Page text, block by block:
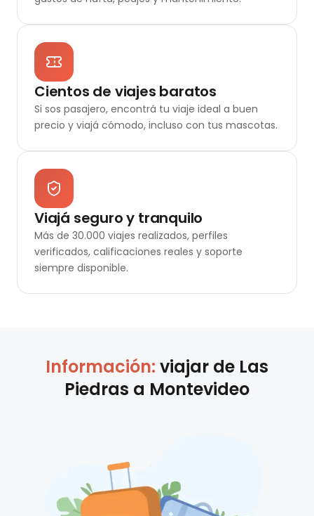
Cientos de viajes baratos
Si sos pasajero, encontrá tu viaje ideal a buen
precio y viajá cómodo, incluso con tus mascotas.
Viajá seguro y tranquilo
Más de 30.000 viajes realizados, perfiles
verificados, calificaciones reales y soporte
siempre disponible.
Información: viajar de Las
Piedras a Montevideo